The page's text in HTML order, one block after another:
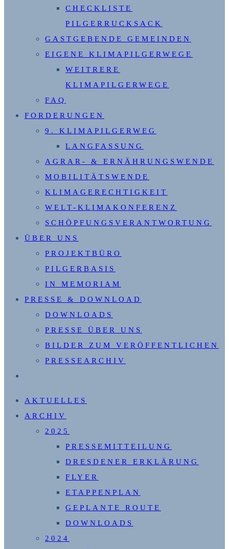
CHECKLISTE
PILGERRUCKSACK
GASTGEBENDE GEMEINDEN
EIGENE KLIMAPILGERWEGE
WEITRERE
KLIMAPILGERWEGE
FAQ
FORDERUNGEN
9. KLIMAPILGERWEG
LANGFASSUNG
AGRAR- & ERNÄHRUNGSWENDE
MOBILITÄTSWENDE
KLIMAGERECHTIGKEIT
WELT-KLIMAKONFERENZ
SCHÖPFUNGSVERANTWORTUNG
ÜBER UNS
PROJEKTBÜRO
PILGERBASIS
IN MEMORIAM
PRESSE & DOWNLOAD
DOWNLOADS
PRESSE ÜBER UNS
BILDER ZUM VERÖFFENTLICHEN
PRESSEARCHIV
UMSCHALTEN
AKTUELLES
ARCHIV
2025
PRESSEMITTEILUNG
DRESDENER ERKLÄRUNG
FLYER
ETAPPENPLAN
GEPLANTE ROUTE
DOWNLOADS
2024